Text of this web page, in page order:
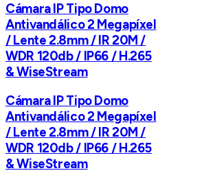
Cámara IP Tipo Domo
Antivandálico 2 Megapíxel
/ Lente 2.8mm / IR 20M /
WDR 120db / IP66 / H.265
& WiseStream
Cámara IP Tipo Domo
Antivandálico 2 Megapíxel
/ Lente 2.8mm / IR 20M /
WDR 120db / IP66 / H.265
& WiseStream